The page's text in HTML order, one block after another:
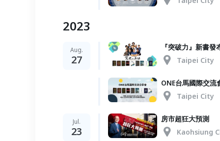
2023
Aug.
27
『突破力』新書發
Taipei City
ONE台馬國際交流
Taipei City
Jul.
23
房市超狂大預測
Kaohsiung